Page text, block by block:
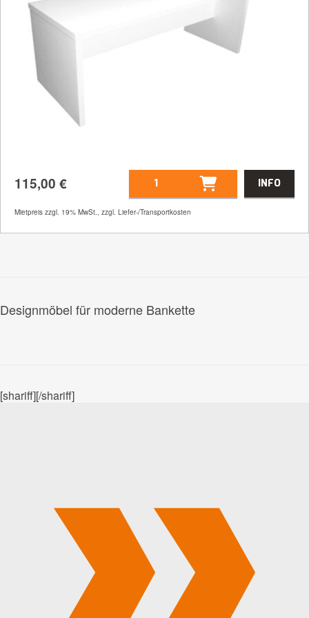
Artikelnummer
31252
115,00 € INFO
Mietpreis zzgl. 19% MwSt., zzgl. Liefer-/Transportkosten
Designmöbel für moderne Bankette
[shariff][/shariff]